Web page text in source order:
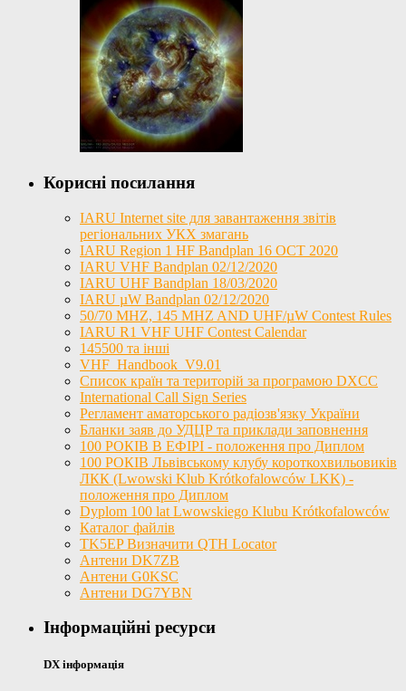
Корисні посилання
IARU Internet site для завантаження звітів
регіональних УКХ змагань
IARU Region 1 HF Bandplan 16 OCT 2020
IARU VHF Bandplan 02/12/2020
IARU UHF Bandplan 18/03/2020
IARU µW Bandplan 02/12/2020
50/70 MHZ, 145 MHZ AND UHF/µW Contest Rules
IARU R1 VHF UHF Contest Calendar
145500 та інші
VHF_Handbook_V9.01
Список країн та територій за програмою DXCC
International Call Sign Series
Регламент аматорського радіозв'язку України
Бланки заяв до УДЦР та приклади заповнення
100 РОКІВ В ЕФІРІ - положення про Диплом
100 РОКІВ Львівському клубу короткохвильовиків
ЛКК (Lwowski Klub Krótkofalowców LKK) -
положення про Диплом
Dyplom 100 lat Lwowskiego Klubu Krótkofalowców
Каталог файлів
TK5EP Визначити QTH Locator
Антени DK7ZB
Антени G0KSC
Антени DG7YBN
Інформаційні ресурси
DX інформація